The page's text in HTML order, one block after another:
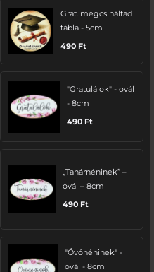
Grat. megcsináltad
tábla - 5cm
490 Ft
"Gratulálok" - ovál
- 8cm
490 Ft
„Tanárnéninek” –
ovál – 8cm
490 Ft
"Óvónéninek" -
ovál - 8cm